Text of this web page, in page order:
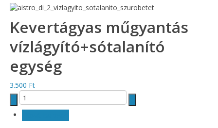
Kevertágyas műgyantás
vízlágyító+sótalanító
egység
3.500 Ft